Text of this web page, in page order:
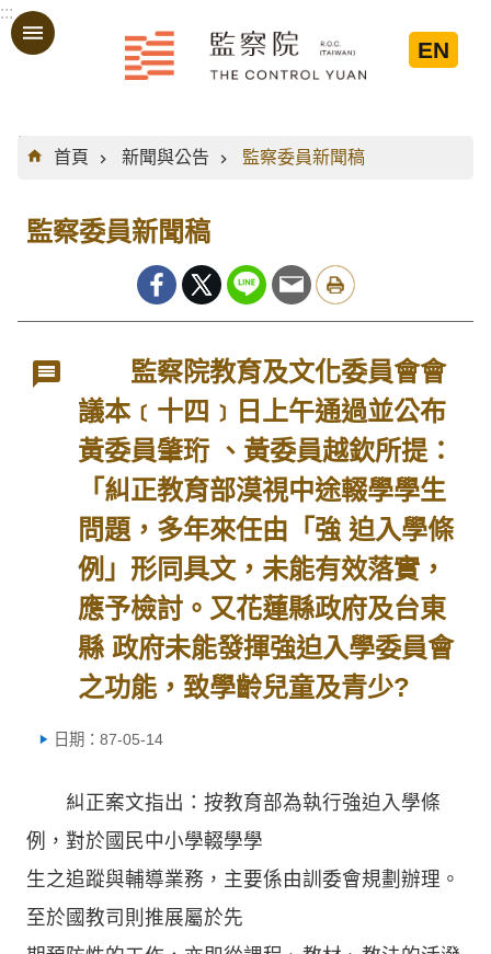
跳到主要內容區塊
:::
EN
:::
首頁
新聞與公告 監察委員新聞稿
監察委員新聞稿
監察院教育及文化委員會會
議本﹝十四﹞日上午通過並公布
黃委員肇珩 、黃委員越欽所提：
「糾正教育部漠視中途輟學學生
問題，多年來任由「強 迫入學條
例」形同具文，未能有效落實，
應予檢討。又花蓮縣政府及台東
縣 政府未能發揮強迫入學委員會
之功能，致學齡兒童及青少?
日期：87-05-14
糾正案文指出：按教育部為執行強迫入學條
例，對於國民中小學輟學學
生之追蹤與輔導業務，主要係由訓委會規劃辦理。
至於國教司則推展屬於先